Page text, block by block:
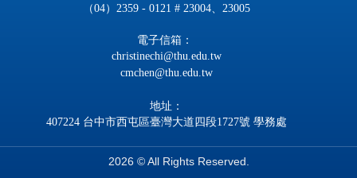
（04）2359 - 0121 # 23004、23005
電子信箱：
christinechi@thu.edu.tw
cmchen@thu.edu.tw
地址：
407224 台中市西屯區臺灣大道四段1727號 學務處
2026 © All Rights Reserved.